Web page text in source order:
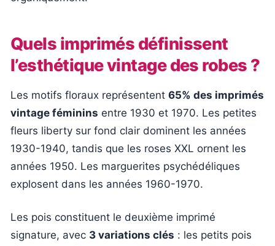
Quels imprimés définissent
l’esthétique vintage des robes ?
Les motifs floraux représentent 65% des imprimés
vintage féminins entre 1930 et 1970. Les petites
fleurs liberty sur fond clair dominent les années
1930-1940, tandis que les roses XXL ornent les
années 1950. Les marguerites psychédéliques
explosent dans les années 1960-1970.
Les pois constituent le deuxième imprimé
signature, avec 3 variations clés : les petits pois